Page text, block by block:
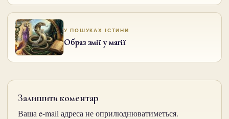
У ПОШУКАХ ІСТИНИ
Образ змії у магії
Залишити коментар
Ваша e-mail адреса не оприлюднюватиметься.